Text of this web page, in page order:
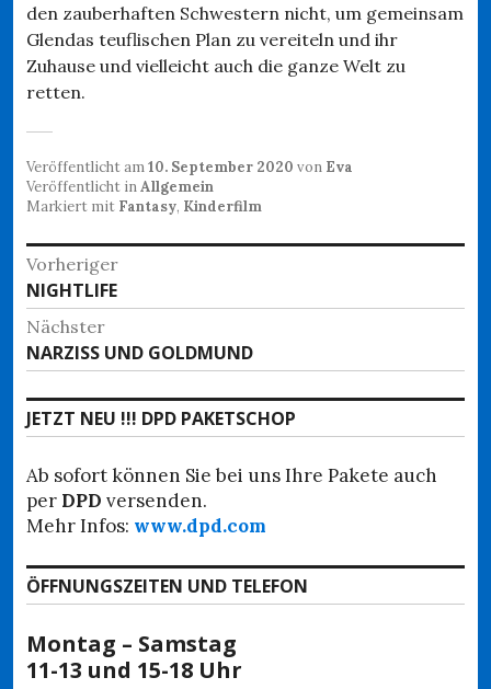
den zauberhaften Schwestern nicht, um gemeinsam
Glendas teuflischen Plan zu vereiteln und ihr
Zuhause und vielleicht auch die ganze Welt zu
retten.
Veröffentlicht am10. September 2020 von Eva
Veröffentlicht inAllgemein
Markiert mit Fantasy, Kinderfilm
Beitragsnavigation
Vorheriger
Vorheriger
Beitrag:
NIGHTLIFE
Nächster
Nächster
Beitrag:
NARZISS UND GOLDMUND
JETZT NEU !!! DPD PAKETSCHOP
Ab sofort können Sie bei uns Ihre Pakete auch
per DPD versenden.
Mehr Infos: www.dpd.com
ÖFFNUNGSZEITEN UND TELEFON
Montag – Samstag
11-13 und 15-18 Uhr